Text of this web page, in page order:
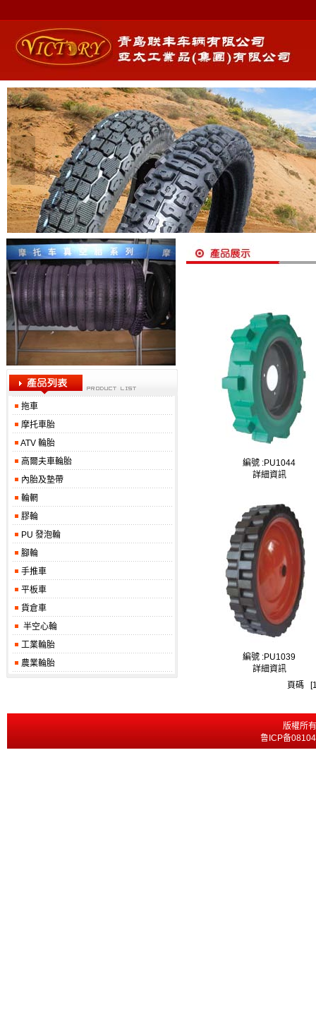
拖車
摩托車胎
ATV 輪胎
高爾夫車輪胎
內胎及墊帶
輪輞
膠輪
PU 發泡輪
腳輪
手推車
平板車
貨倉車
半空心輪
工業輪胎
農業輪胎
編號 :PU1044
詳細資訊
編號 :PU1039
詳細資訊
頁碼
版權所
鲁ICP备